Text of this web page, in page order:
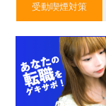
受動喫煙対策